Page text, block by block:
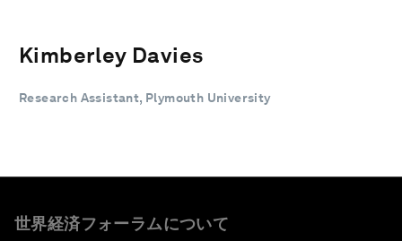
Kimberley Davies
Research Assistant, Plymouth University
世界経済フォーラムについて